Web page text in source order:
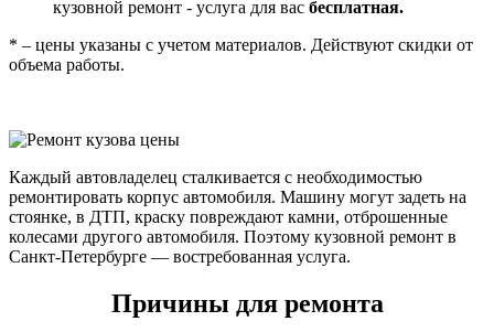
кузовной ремонт - услуга для вас бесплатная.
* – цены указаны с учетом материалов. Действуют скидки от
объема работы.
Каждый автовладелец сталкивается с необходимостью
ремонтировать корпус автомобиля. Машину могут задеть на
стоянке, в ДТП, краску повреждают камни, отброшенные
колесами другого автомобиля. Поэтому кузовной ремонт в
Санкт-Петербурге — востребованная услуга.
Причины для ремонта